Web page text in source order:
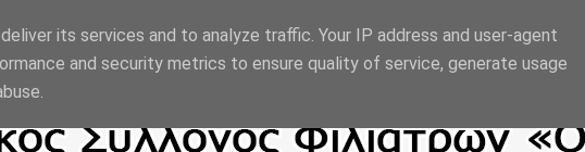
its services and to analyze traffic. Your IP address and user-agent
and security metrics to ensure quality of service, generate usage